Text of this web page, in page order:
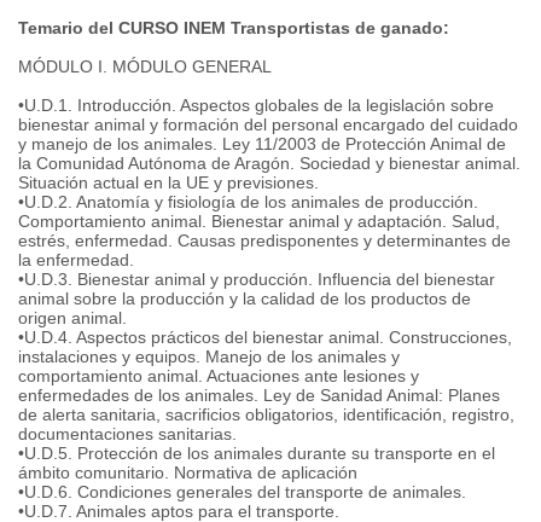
Temario del CURSO INEM Transportistas de ganado:
MÓDULO I. MÓDULO GENERAL
•U.D.1. Introducción. Aspectos globales de la legislación sobre
bienestar animal y formación del personal encargado del cuidado
y manejo de los animales. Ley 11/2003 de Protección Animal de
la Comunidad Autónoma de Aragón. Sociedad y bienestar animal.
Situación actual en la UE y previsiones.
•U.D.2. Anatomía y fisiología de los animales de producción.
Comportamiento animal. Bienestar animal y adaptación. Salud,
estrés, enfermedad. Causas predisponentes y determinantes de
la enfermedad.
•U.D.3. Bienestar animal y producción. Influencia del bienestar
animal sobre la producción y la calidad de los productos de
origen animal.
•U.D.4. Aspectos prácticos del bienestar animal. Construcciones,
instalaciones y equipos. Manejo de los animales y
comportamiento animal. Actuaciones ante lesiones y
enfermedades de los animales. Ley de Sanidad Animal: Planes
de alerta sanitaria, sacrificios obligatorios, identificación, registro,
documentaciones sanitarias.
•U.D.5. Protección de los animales durante su transporte en el
ámbito comunitario. Normativa de aplicación
•U.D.6. Condiciones generales del transporte de animales.
•U.D.7. Animales aptos para el transporte.